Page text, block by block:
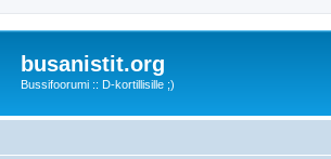
busanistit.org
Bussifoorumi :: D-kortillisille ;)